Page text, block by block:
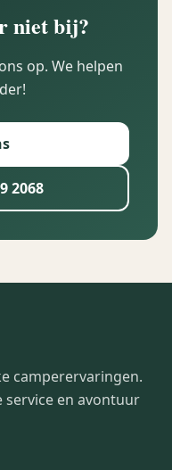
niet bij?
op. We helpen
2068
camperervaringen.
service en avontuur